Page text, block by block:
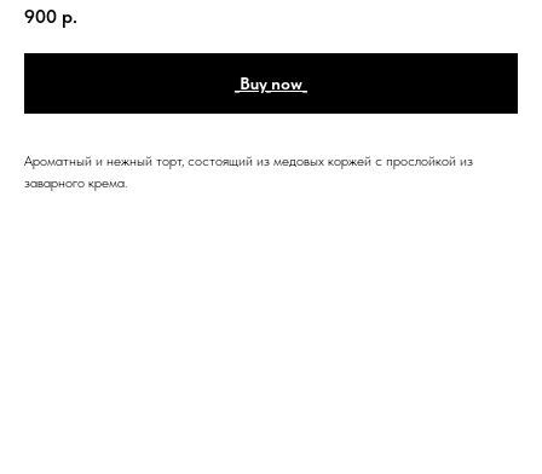
900 р.
_Buy_now_
Ароматный и нежный торт, состоящий из медовых коржей с прослойкой из
заварного крема.